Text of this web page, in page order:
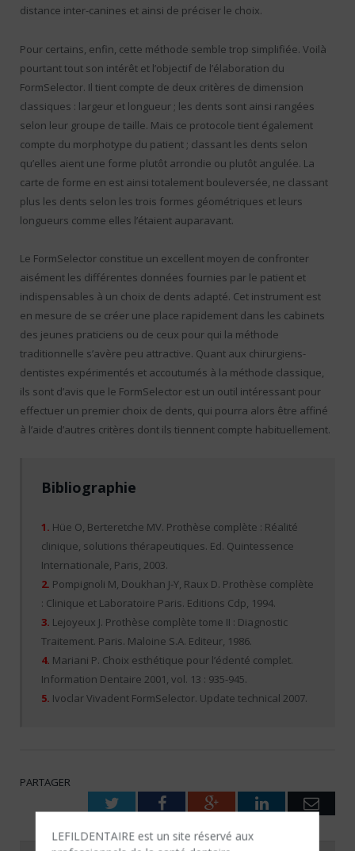
LEFILDENTAIRE est un site réservé aux
distance inter-canines et ainsi de préciser le choix.
Pour certains, enfin, cette méthode semble trop simplifiée. Voilà
pourtant tout son intérêt et l’objectif de l’élaboration du
FormSelector. Il tient compte de deux critères de dimension
classiques : largeur et longueur ; les dents sont ainsi rangées
selon leur groupe de taille. Mais ce protocole tient également
compte du morphotype du patient ; classant les dents selon
qu’elles aient une forme plutôt arrondie ou plutôt angulée. La
carte de forme en est ainsi totalement bouleversée, ne classant
plus les dents selon les trois formes géométriques et leurs
longueurs comme elles l’étaient auparavant.
Le FormSelector constitue un excellent moyen de confronter
aisément les différentes données fournies par le patient et
indispensables à un choix de dents adapté. Cet instrument est
en mesure de se créer une place rapidement dans les cabinets
des jeunes praticiens ou de ceux pour qui la méthode
traditionnelle s’avère peu attractive. Quant aux chirurgiens-
dentistes expérimentés et accoutumés à la méthode classique,
ils sont d’avis que le FormSelector est un outil intéressant pour
effectuer un premier choix de dents, qui pourra alors être affiné
à l’aide d’autres critères dont ils tiennent compte habituellement.
Bibliographie
1. Hüe O, Berteretche MV. Prothèse complète : Réalité
clinique, solutions thérapeutiques. Ed. Quintessence
Internationale, Paris, 2003.
2. Pompignoli M, Doukhan J-Y, Raux D. Prothèse complète
: Clinique et Laboratoire Paris. Editions Cdp, 1994.
3. Lejoyeux J. Prothèse complète tome II : Diagnostic
Traitement. Paris. Maloine S.A. Editeur, 1986.
4. Mariani P. Choix esthétique pour l’édenté complet.
Information Dentaire 2001, vol. 13 : 935-945.
5. Ivoclar Vivadent FormSelector. Update technical 2007.
PARTAGER
TwitterFacebookGoogle+LinkedIn